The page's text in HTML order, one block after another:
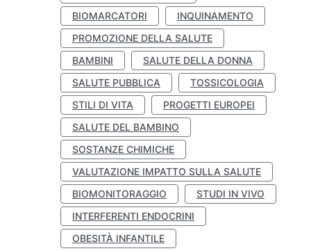
BIOMARCATORI
INQUINAMENTO
PROMOZIONE DELLA SALUTE
BAMBINI
SALUTE DELLA DONNA
SALUTE PUBBLICA
TOSSICOLOGIA
STILI DI VITA
PROGETTI EUROPEI
SALUTE DEL BAMBINO
SOSTANZE CHIMICHE
VALUTAZIONE IMPATTO SULLA SALUTE
BIOMONITORAGGIO
STUDI IN VIVO
INTERFERENTI ENDOCRINI
OBESITÀ INFANTILE